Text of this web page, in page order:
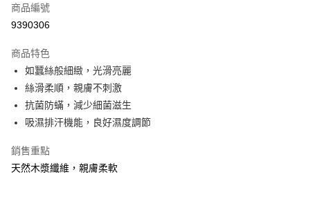
信用卡分期付款
合作金庫商業銀行
華南商業銀行
上海商業儲蓄銀行
國泰世華商業銀行
臺灣中小企業銀行
聯邦商業銀行
元大商業銀行
超商取貨付款
LINE Pay
Apple Pay
Google Pay
商品編號
9390306
商品特色
如蠶絲般細緻，光滑亮麗
絲滑柔順，親膚不刺激
抗菌防蟎，減少細菌滋生
吸濕排汗機能，良好濕度調節
銷售重點
天然木漿纖維，親膚柔軟